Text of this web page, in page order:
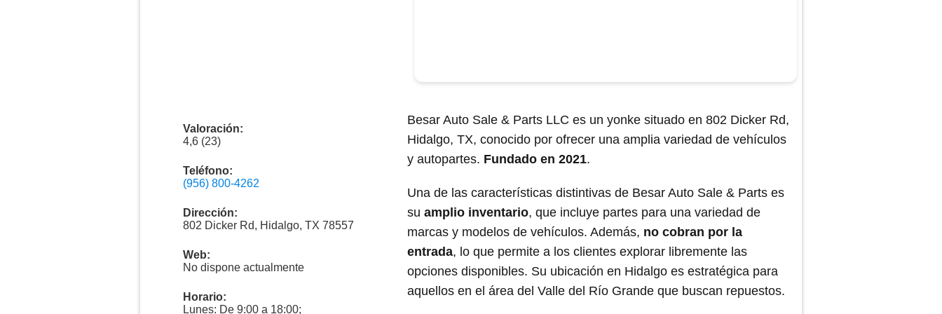
Valoración:
4,6 (23)
Teléfono:
(956) 800-4262
Dirección:
802 Dicker Rd, Hidalgo, TX 78557
Web:
No dispone actualmente
Horario:
Lunes: De 9:00 a 18:00;
Besar Auto Sale & Parts LLC es un yonke situado en 802 Dicker Rd,
Hidalgo, TX, conocido por ofrecer una amplia variedad de vehículos
y autopartes. Fundado en 2021.
Una de las características distintivas de Besar Auto Sale & Parts es
su amplio inventario, que incluye partes para una variedad de
marcas y modelos de vehículos. Además, no cobran por la
entrada, lo que permite a los clientes explorar libremente las
opciones disponibles. Su ubicación en Hidalgo es estratégica para
aquellos en el área del Valle del Río Grande que buscan repuestos.